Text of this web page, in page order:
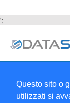
Questo sito o
utilizzati si
';
Collabora con noi